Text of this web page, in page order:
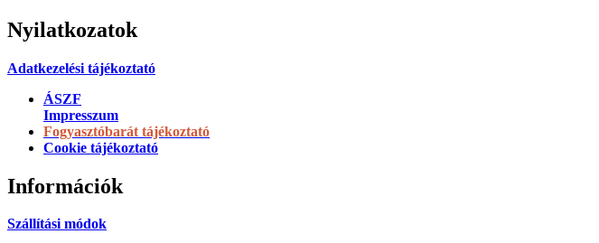
Nyilatkozatok
Adatkezelési tájékoztató
ÁSZF
Impresszum
Fogyasztóbarát tájékoztató
Cookie tájékoztató
Információk
Szállítási módok